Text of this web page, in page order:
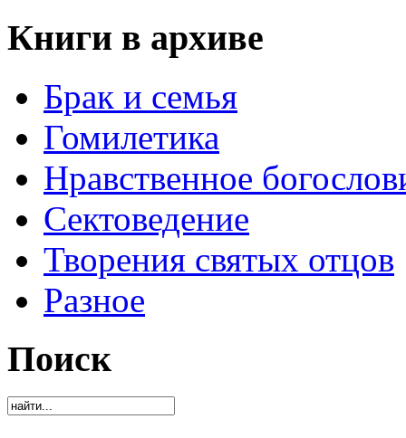
Книги в архиве
Брак и семья
Гомилетика
Нравственное
Сектоведение
Творения святых отцов
Разное
Поиск